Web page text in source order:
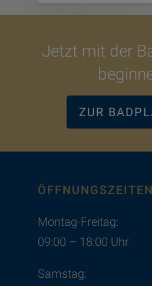
Jetzt mit der
ZUR
ÖFFNUNGSZEITEN
Montag-Freitag:
09:00 – 18:00 Uhr
Samstag: